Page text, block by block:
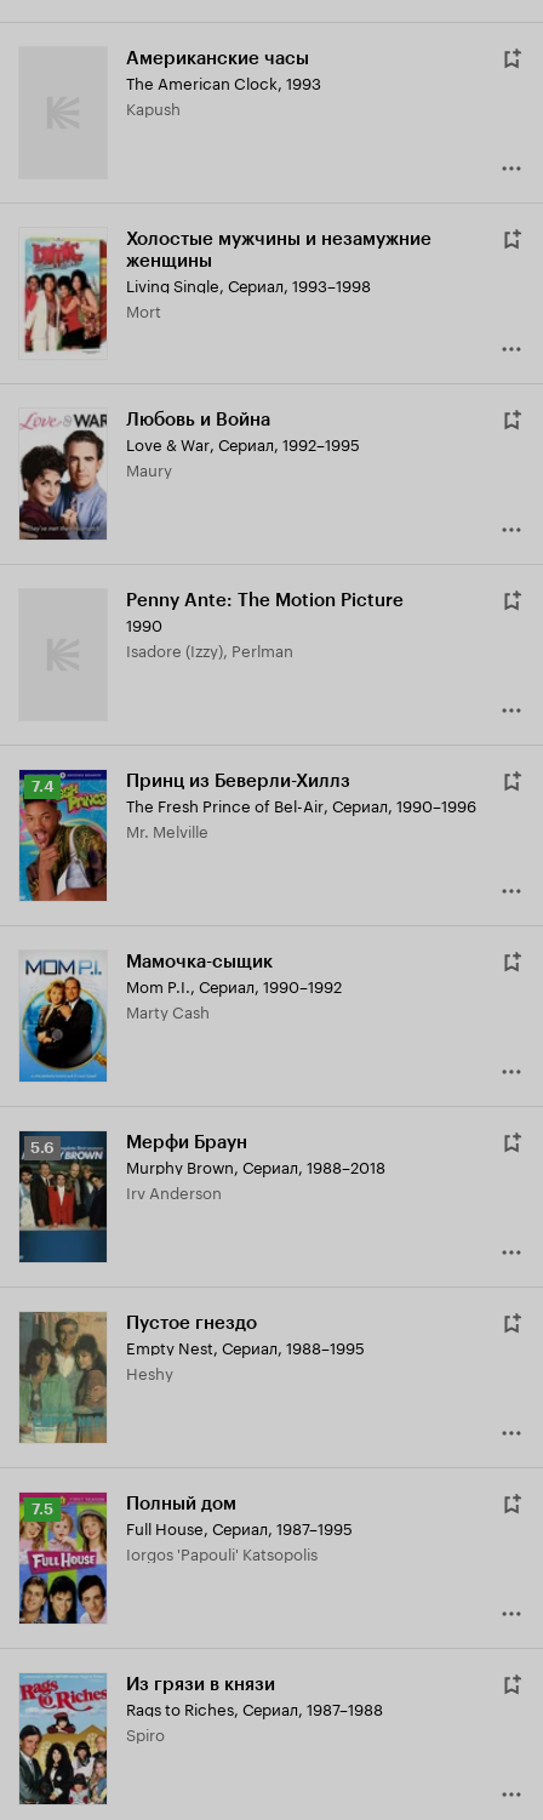
Американские часы
The American Clock, 1993
Kapush
Холостые мужчины и незамужние
женщины
Living Single, Сериал, 1993–1998
Mort
Любовь и Война
Love & War, Сериал, 1992–1995
Maury
Penny Ante: The Motion Picture
1990
Isadore (Izzy), Perlman
Рейтинг
Кинопоиска
7.4
7.4 Принц из Беверли-Хиллз
The Fresh Prince of Bel-Air, Сериал, 1990–1996
Mr. Melville
Мамочка-сыщик
Mom P.I., Сериал, 1990–1992
Marty Cash
Рейтинг
Кинопоиска
5.6
5.6 Мерфи Браун
Murphy Brown, Сериал, 1988–2018
Irv Anderson
Пустое гнездо
Empty Nest, Сериал, 1988–1995
Heshy
Рейтинг
Кинопоиска
7.5
7.5 Полный дом
Full House, Сериал, 1987–1995
Iorgos 'Papouli' Katsopolis
Из грязи в князи
Rags to Riches, Сериал, 1987–1988
Spiro